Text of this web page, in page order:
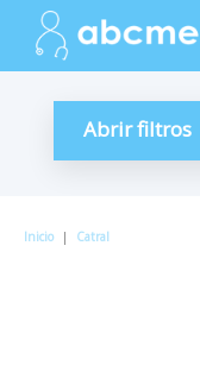
Abrir filtros
Inicio | Catral